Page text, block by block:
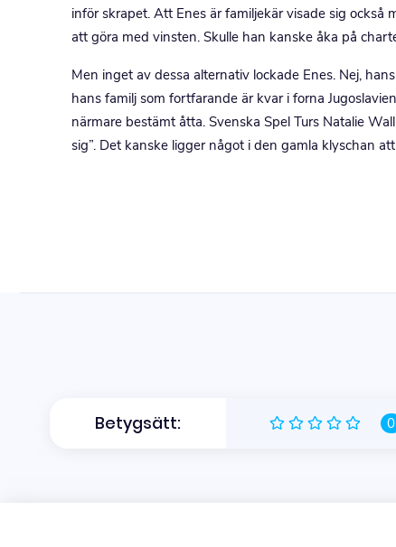
inför skrapet. Att Enes är familjekär visade sig
att göra med vinsten. Skulle han kanske åka på
Men inget av dessa alternativ lockade Enes. Nej,
hans familj som fortfarande är kvar i forna
närmare bestämt åtta. Svenska Spel Turs Natalie
sig”. Det kanske ligger något i den gamla klyschan
Betygsätt: 0